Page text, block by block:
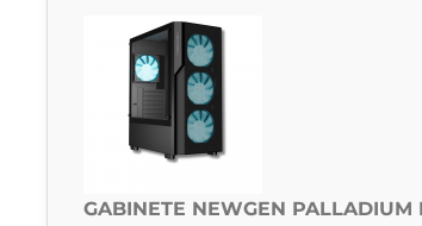
GABINETE NEWGEN PALLADIUM